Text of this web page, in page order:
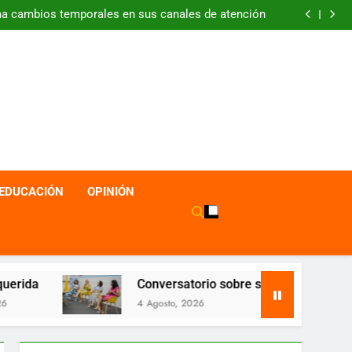
para los empleadores afiliados a Comfaguajira
La Guajira superan los $40 millones en ventas en
cambios temporales en sus canales de atención
para los empleadores afiliados a Comfaguajira
Guajira superan los $40 millones en ventas en
EDUCACIÓN OPINIÓN
sobre salud mental reúne a más de 150 personas en